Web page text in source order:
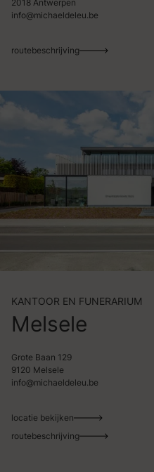
2018 Antwerpen
info@michaeldeleu.be
routebeschrijving
KANTOOR EN FUNERARIUM
Melsele
Grote Baan 129
9120 Melsele
info@michaeldeleu.be
locatie bekijken
routebeschrijving